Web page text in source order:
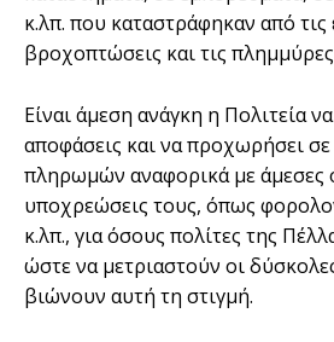
κ.λπ. που καταστράφηκαν από τις
βροχοπτώσεις και τις
Είναι άμεση ανάγκη η Πολιτεία
αποφάσεις και να προχωρήσει
πληρωμών αναφορικά με άμεσες
υποχρεώσεις τους, όπως
κ.λπ., για όσους πολίτες της
ώστε να μετριαστούν οι
βιώνουν αυτή τη στιγμή.